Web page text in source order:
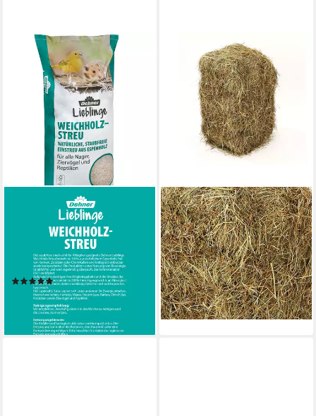
Einstreu Lieblinge Einstreu
für Nager / Vögel / Reptilien,
10 kg, staubfreies Weichholz,
Allergiker-geeignet
(1)
16,99 €
(1,70 €/ 1 kg)
lieferbar - in 3-4 Werktagen bei dir
DEHNER
Einstreu Wiesenheuballen,
schonend getrocknet, 10 kg,
Heu als Nagereintreu
geeignet
17,99 €
(1,80 €/ 1 kg)
lieferbar - in 3-4 Werktagen bei dir